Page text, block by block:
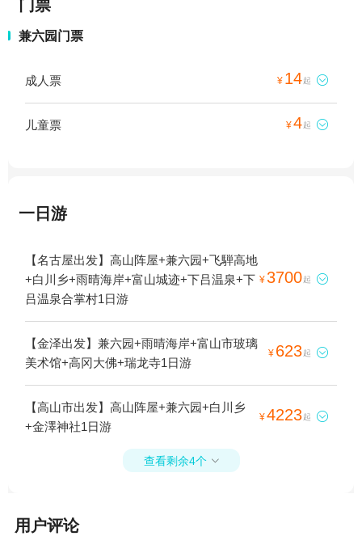
门票
兼六园门票
成人票 ¥ 14起 
儿童票 ¥4起 
一日游
【名古屋出发】高山阵屋+兼六园+飞騨高地
+白川乡+雨晴海岸+富山城迹+下吕温泉+下
吕温泉合掌村1日游
¥3700起 
【金泽出发】兼六园+雨晴海岸+富山市玻璃
美术馆+高冈大佛+瑞龙寺1日游
¥ 623起 
【高山市出发】高山阵屋+兼六园+白川乡
+金澤神社1日游
¥4223起 
查看剩余4个 
用户评论